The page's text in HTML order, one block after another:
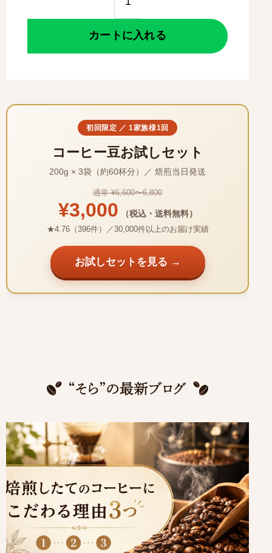
初回限定 ／ 1家族様1回
コーヒー豆お試しセット
200g × 3袋（約60杯分）／ 焙煎当日発送
通常 ¥6,600〜6,800
¥3,000 （税込・送料無料）
★4.76（396件）／30,000件以上のお届け実績
お試しセットを見る →